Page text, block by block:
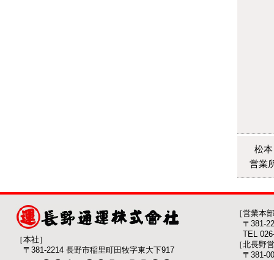
松本
営業
［本社］
〒381-2214 長野市稲里町田牧字東大下917
［営業本
〒381-
TEL
［北長野
〒381-